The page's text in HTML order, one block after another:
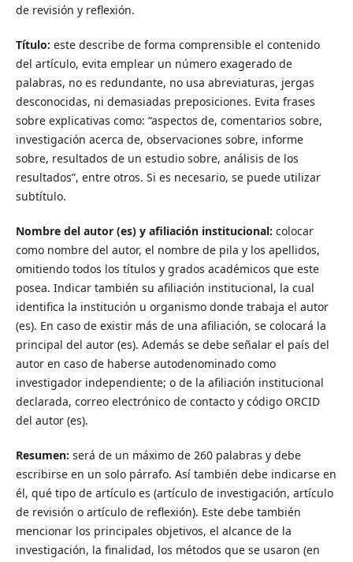
de revisión y reflexión.
Título: este describe de forma comprensible el contenido
del artículo, evita emplear un número exagerado de
palabras, no es redundante, no usa abreviaturas, jergas
desconocidas, ni demasiadas preposiciones. Evita frases
sobre explicativas como: “aspectos de, comentarios sobre,
investigación acerca de, observaciones sobre, informe
sobre, resultados de un estudio sobre, análisis de los
resultados”, entre otros. Si es necesario, se puede utilizar
subtítulo.
Nombre del autor (es) y afiliación institucional: colocar
como nombre del autor, el nombre de pila y los apellidos,
omitiendo todos los títulos y grados académicos que este
posea. Indicar también su afiliación institucional, la cual
identifica la institución u organismo donde trabaja el autor
(es). En caso de existir más de una afiliación, se colocará la
principal del autor (es). Además se debe señalar el país del
autor en caso de haberse autodenominado como
investigador independiente; o de la afiliación institucional
declarada, correo electrónico de contacto y código ORCID
del autor (es).
Resumen: será de un máximo de 260 palabras y debe
escribirse en un solo párrafo. Así también debe indicarse en
él, qué tipo de artículo es (artículo de investigación, artículo
de revisión o artículo de reflexión). Este debe también
mencionar los principales objetivos, el alcance de la
investigación, la finalidad, los métodos que se usaron (en